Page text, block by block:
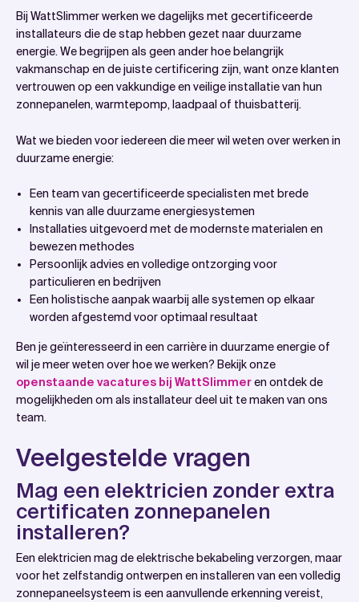
Bij WattSlimmer werken we dagelijks met gecertificeerde
installateurs die de stap hebben gezet naar duurzame
energie. We begrijpen als geen ander hoe belangrijk
vakmanschap en de juiste certificering zijn, want onze klanten
vertrouwen op een vakkundige en veilige installatie van hun
zonnepanelen, warmtepomp, laadpaal of thuisbatterij.
Wat we bieden voor iedereen die meer wil weten over werken in
duurzame energie:
Een team van gecertificeerde specialisten met brede
kennis van alle duurzame energiesystemen
Installaties uitgevoerd met de modernste materialen en
bewezen methodes
Persoonlijk advies en volledige ontzorging voor
particulieren en bedrijven
Een holistische aanpak waarbij alle systemen op elkaar
worden afgestemd voor optimaal resultaat
Ben je geïnteresseerd in een carrière in duurzame energie of
wil je meer weten over hoe we werken? Bekijk onze
openstaande vacatures bij WattSlimmeren ontdek de
mogelijkheden om als installateur deel uit te maken van ons
team.
Veelgestelde vragen
Mag een elektricien zonder extra
certificaten zonnepanelen
installeren?
Een elektricien mag de elektrische bekabeling verzorgen, maar
voor het zelfstandig ontwerpen en installeren van een volledig
zonnepaneelsysteem is een aanvullende erkenning vereist,